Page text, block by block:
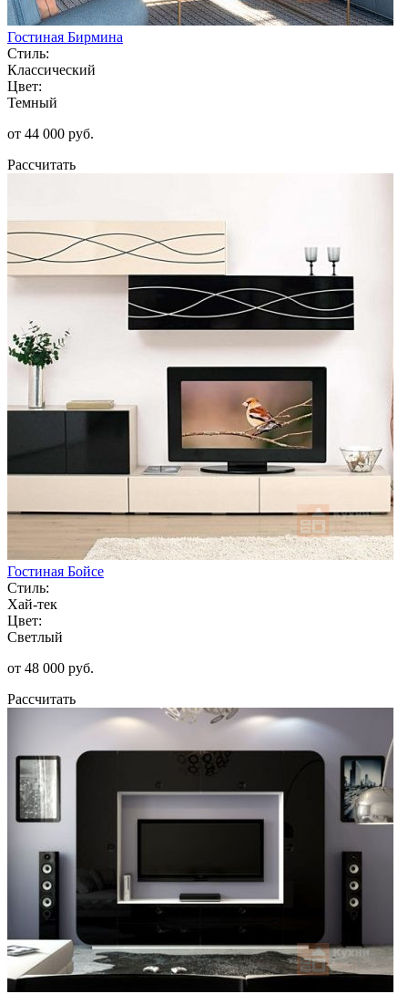
Гостиная Бирмина
Стиль:
Классический
Цвет:
Темный
от 44 000 руб.
Рассчитать
Гостиная Бойсе
Стиль:
Хай-тек
Цвет:
Светлый
от 48 000 руб.
Рассчитать